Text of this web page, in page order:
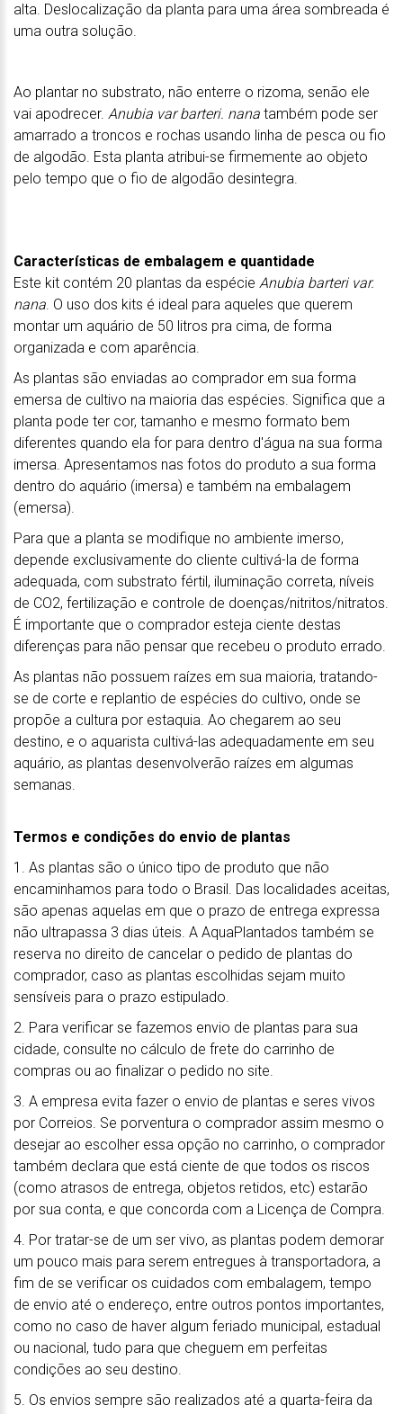
alta. Deslocalização da planta para uma área sombreada é
uma outra solução.
Ao plantar no substrato, não enterre o rizoma, senão ele
vai apodrecer. Anubia var barteri. nana também pode ser
amarrado a troncos e rochas usando linha de pesca ou fio
de algodão. Esta planta atribui-se firmemente ao objeto
pelo tempo que o fio de algodão desintegra.
Características de embalagem e quantidade
Este kit contém 20 plantas da espécie Anubia barteri var.
nana . O uso dos kits é ideal para aqueles que querem
montar um aquário de 50 litros pra cima, de forma
organizada e com aparência.
As plantas são enviadas ao comprador em sua forma
emersa de cultivo na maioria das espécies. Significa que a
planta pode ter cor, tamanho e mesmo formato bem
diferentes quando ela for para dentro d'água na sua forma
imersa. Apresentamos nas fotos do produto a sua forma
dentro do aquário (imersa) e também na embalagem
(emersa).
Para que a planta se modifique no ambiente imerso,
depende exclusivamente do cliente cultivá-la de forma
adequada, com substrato fértil, iluminação correta, níveis
de CO2, fertilização e controle de doenças/nitritos/nitratos.
É importante que o comprador esteja ciente destas
diferenças para não pensar que recebeu o produto errado.
As plantas não possuem raízes em sua maioria, tratando-
se de corte e replantio de espécies do cultivo, onde se
propõe a cultura por estaquia. Ao chegarem ao seu
destino, e o aquarista cultivá-las adequadamente em seu
aquário, as plantas desenvolverão raízes em algumas
semanas.
Termos e condições do envio de plantas
1. As plantas são o único tipo de produto que não
encaminhamos para todo o Brasil. Das localidades aceitas,
são apenas aquelas em que o prazo de entrega expressa
não ultrapassa 3 dias úteis. A AquaPlantados também se
reserva no direito de cancelar o pedido de plantas do
comprador, caso as plantas escolhidas sejam muito
sensíveis para o prazo estipulado.
2. Para verificar se fazemos envio de plantas para sua
cidade, consulte no cálculo de frete do carrinho de
compras ou ao finalizar o pedido no site.
3. A empresa evita fazer o envio de plantas e seres vivos
por Correios. Se porventura o comprador assim mesmo o
desejar ao escolher essa opção no carrinho, o comprador
também declara que está ciente de que todos os riscos
(como atrasos de entrega, objetos retidos, etc) estarão
por sua conta, e que concorda com a Licença de Compra.
4. Por tratar-se de um ser vivo, as plantas podem demorar
um pouco mais para serem entregues à transportadora, a
fim de se verificar os cuidados com embalagem, tempo
de envio até o endereço, entre outros pontos importantes,
como no caso de haver algum feriado municipal, estadual
ou nacional, tudo para que cheguem em perfeitas
condições ao seu destino.
5. Os envios sempre são realizados até a quarta-feira da